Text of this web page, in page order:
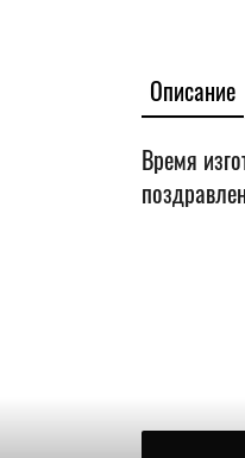
Описание
Время